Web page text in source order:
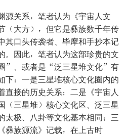
关系，笔者认为《宇宙人文
（大方），但它是彝族数千年传
其口头传袭者、毕摩和手抄本记
。因此，笔者认为这部珍贵的文
”、或者是“泛三星堆文化”有
下：一是三星堆核心文化圈内的
直接的历史关系；二是《宇宙人
（三星堆）核心文化区、泛三星
太极、八卦等文化基本相同；三
彝族源流》记载，在上古时